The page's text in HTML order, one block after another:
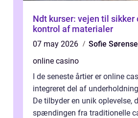
Ndt kurser: vejen til sikker
kontrol af materialer
07 may 2026
Sofie
online casino
I de seneste årtier er online
integreret del af
De tilbyder en unik oplevelse,
spændingen fra traditionelle